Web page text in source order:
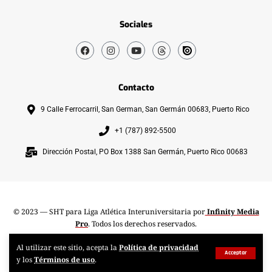
Al utilizar este sitio, acepta la Política de privacidad
y losTérminos de uso.
Acceptar
Sociales
Contacto
9 Calle Ferrocarril, San German, San Germán 00683, Puerto Rico
+1 (787) 892-5500
Dirección Postal, PO Box 1388 San Germán, Puerto Rico 00683
© 2023 — SHT para Liga Atlética Interuniversitaria porInfinity Media
Pro. Todos los derechos reservados.